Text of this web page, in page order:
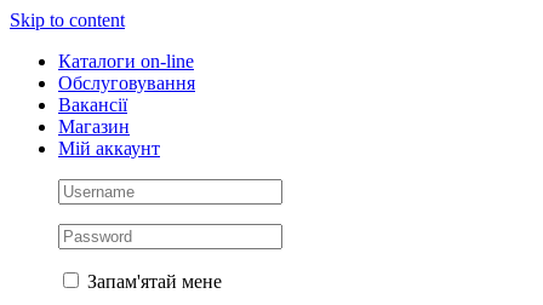
Skip to content
Каталоги on-line
Обслуговування
Вакансії
Магазин
Мій аккаунт
Запам'ятай мене